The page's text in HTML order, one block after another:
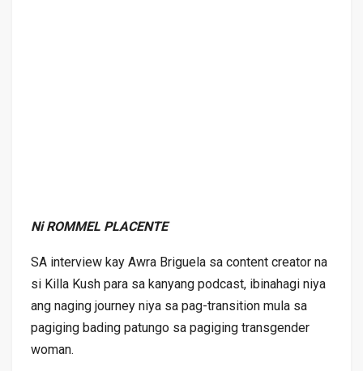
Ni ROMMEL PLACENTE
SA interview kay Awra Briguela sa content creator na
si Killa Kush para sa kanyang podcast, ibinahagi niya
ang naging journey niya sa pag-transition mula sa
pagiging bading patungo sa pagiging transgender
woman.